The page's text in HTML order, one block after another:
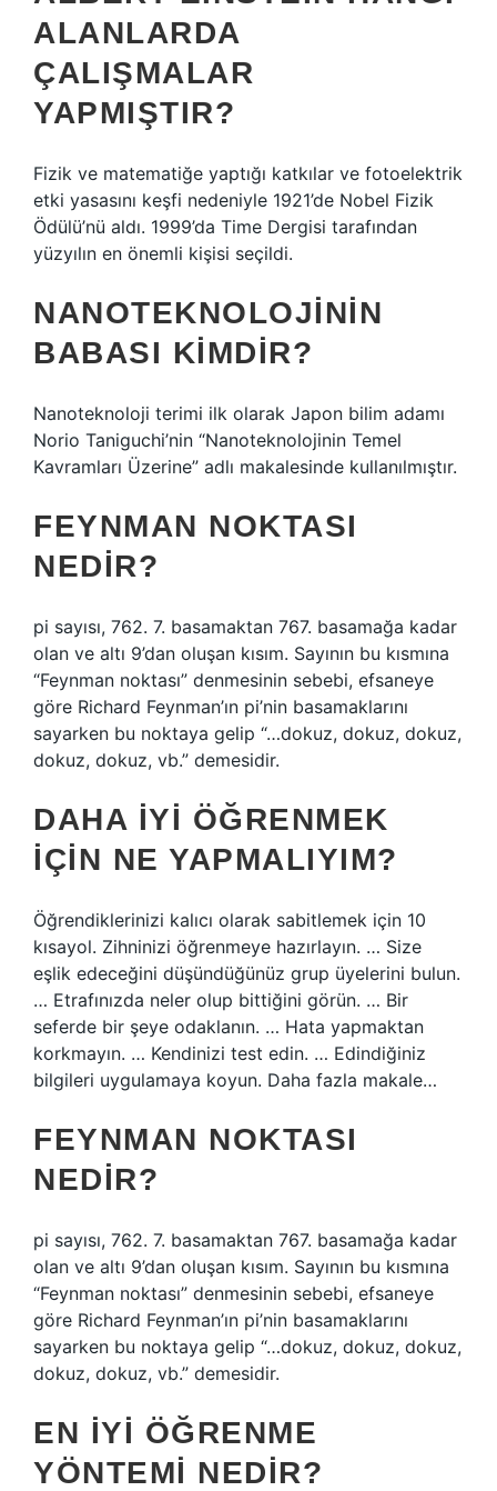
ALANLARDA
ÇALIŞMALAR
YAPMIŞTIR?
Fizik ve matematiğe yaptığı katkılar ve fotoelektrik
etki yasasını keşfi nedeniyle 1921’de Nobel Fizik
Ödülü’nü aldı. 1999’da Time Dergisi tarafından
yüzyılın en önemli kişisi seçildi.
NANOTEKNOLOJININ
BABASI KIMDIR?
Nanoteknoloji terimi ilk olarak Japon bilim adamı
Norio Taniguchi’nin “Nanoteknolojinin Temel
Kavramları Üzerine” adlı makalesinde kullanılmıştır.
FEYNMAN NOKTASI
NEDIR?
pi sayısı, 762. 7. basamaktan 767. basamağa kadar
olan ve altı 9’dan oluşan kısım. Sayının bu kısmına
“Feynman noktası” denmesinin sebebi, efsaneye
göre Richard Feynman’ın pi’nin basamaklarını
sayarken bu noktaya gelip “…dokuz, dokuz, dokuz,
dokuz, dokuz, vb.” demesidir.
DAHA IYI ÖĞRENMEK
IÇIN NE YAPMALIYIM?
Öğrendiklerinizi kalıcı olarak sabitlemek için 10
kısayol. Zihninizi öğrenmeye hazırlayın. … Size
eşlik edeceğini düşündüğünüz grup üyelerini bulun.
… Etrafınızda neler olup bittiğini görün. … Bir
seferde bir şeye odaklanın. … Hata yapmaktan
korkmayın. … Kendinizi test edin. … Edindiğiniz
bilgileri uygulamaya koyun. Daha fazla makale…
FEYNMAN NOKTASI
NEDIR?
pi sayısı, 762. 7. basamaktan 767. basamağa kadar
olan ve altı 9’dan oluşan kısım. Sayının bu kısmına
“Feynman noktası” denmesinin sebebi, efsaneye
göre Richard Feynman’ın pi’nin basamaklarını
sayarken bu noktaya gelip “…dokuz, dokuz, dokuz,
dokuz, dokuz, vb.” demesidir.
EN IYI ÖĞRENME
YÖNTEMI NEDIR?